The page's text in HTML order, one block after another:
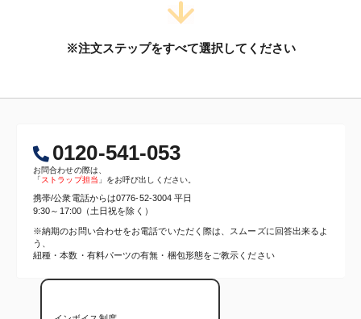
※注文ステップをすべて選択してください
0120-541-053
お問合わせの際は、
「ストラップ担当 」をお呼び出しください。
携帯/公衆電話からは0776-52-3004 平日
9:30～17:00（土日祝を除く）
※納期のお問い合わせをお電話でいただく際は、スムーズに回答出来るよ
う、
紐種・本数・有料パーツの有無・梱包形態をご教示ください